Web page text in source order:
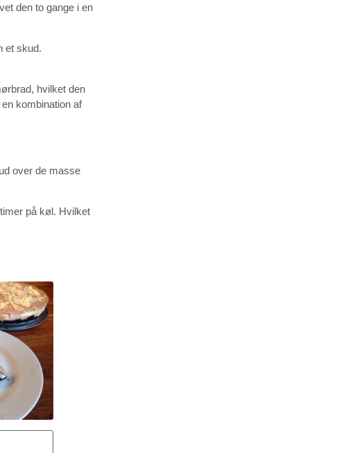
den to gange i en
et skud.
hvilket den
kombination af
over de masse
på køl. Hvilket